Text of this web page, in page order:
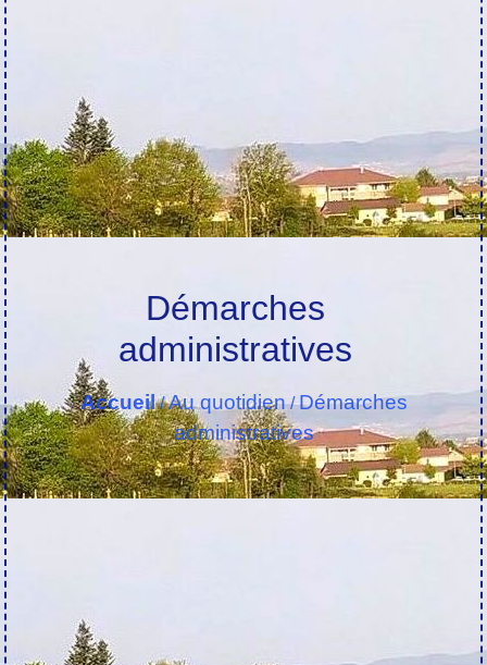
Démarches
administratives
Accueil/Au quotidien/Démarches
administratives